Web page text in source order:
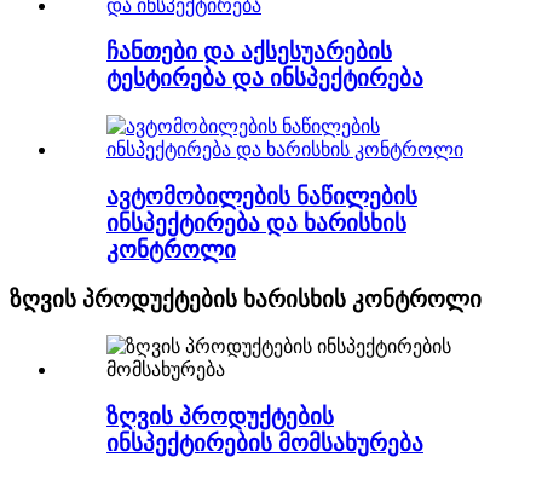
ჩანთები და აქსესუარების
ტესტირება და ინსპექტირება
ავტომობილების ნაწილების
ინსპექტირება და ხარისხის
კონტროლი
ზღვის პროდუქტების ხარისხის კონტროლი
ზღვის პროდუქტების
ინსპექტირების მომსახურება